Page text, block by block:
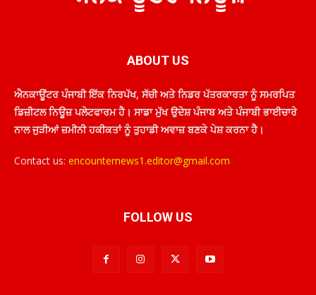
ABOUT US
ਐਨਕਾਊਂਟਰ ਪੰਜਾਬੀ ਇੱਕ ਨਿਰਪੱਖ, ਸੱਚੀ ਅਤੇ ਨਿਡਰ ਪੱਤਰਕਾਰਤਾ ਨੂੰ ਸਮਰਪਿਤ
ਡਿਜ਼ੀਟਲ ਨਿਊਜ਼ ਪਲੇਟਫਾਰਮ ਹੈ। ਸਾਡਾ ਮੁੱਖ ਉਦੇਸ਼ ਪੰਜਾਬ ਅਤੇ ਪੰਜਾਬੀ ਭਾਈਚਾਰੇ
ਨਾਲ ਜੁੜੀਆਂ ਜ਼ਮੀਨੀ ਹਕੀਕਤਾਂ ਨੂੰ ਤੁਹਾਡੀ ਅਵਾਜ਼ ਬਣਕੇ ਪੇਸ਼ ਕਰਨਾ ਹੈ।
Contact us: encounternews1.editor@gmail.com
FOLLOW US